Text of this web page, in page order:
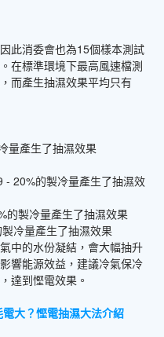
此消委會也為15個樣本測試
在標準環境下最高風速檔測
而產生抽濕效果平均只有
量產生了抽濕效果
- 20%的製冷量產生了抽濕效
的製冷量產生了抽濕效果
冷量產生了抽濕效果
中的水份凝結，會大幅抽升
響能源效益，建議冷氣保冷
達到慳電效果。
電大？慳電抽濕大法介紹